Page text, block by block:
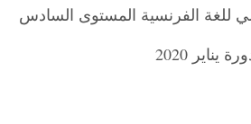
للغة الفرنسية المستوى السادس
يناير 2020